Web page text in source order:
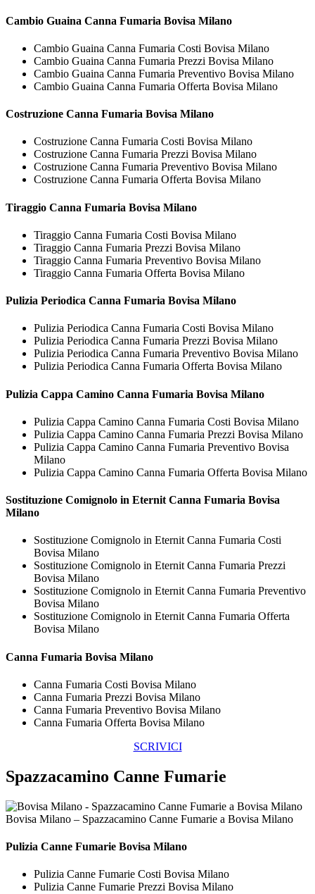
Cambio Guaina Canna Fumaria Bovisa Milano
Cambio Guaina Canna Fumaria Costi Bovisa Milano
Cambio Guaina Canna Fumaria Prezzi Bovisa Milano
Cambio Guaina Canna Fumaria Preventivo Bovisa Milano
Cambio Guaina Canna Fumaria Offerta Bovisa Milano
Costruzione Canna Fumaria Bovisa Milano
Costruzione Canna Fumaria Costi Bovisa Milano
Costruzione Canna Fumaria Prezzi Bovisa Milano
Costruzione Canna Fumaria Preventivo Bovisa Milano
Costruzione Canna Fumaria Offerta Bovisa Milano
Tiraggio Canna Fumaria Bovisa Milano
Tiraggio Canna Fumaria Costi Bovisa Milano
Tiraggio Canna Fumaria Prezzi Bovisa Milano
Tiraggio Canna Fumaria Preventivo Bovisa Milano
Tiraggio Canna Fumaria Offerta Bovisa Milano
Pulizia Periodica Canna Fumaria Bovisa Milano
Pulizia Periodica Canna Fumaria Costi Bovisa Milano
Pulizia Periodica Canna Fumaria Prezzi Bovisa Milano
Pulizia Periodica Canna Fumaria Preventivo Bovisa Milano
Pulizia Periodica Canna Fumaria Offerta Bovisa Milano
Pulizia Cappa Camino Canna Fumaria Bovisa Milano
Pulizia Cappa Camino Canna Fumaria Costi Bovisa Milano
Pulizia Cappa Camino Canna Fumaria Prezzi Bovisa Milano
Pulizia Cappa Camino Canna Fumaria Preventivo Bovisa
Milano
Pulizia Cappa Camino Canna Fumaria Offerta Bovisa Milano
Sostituzione Comignolo in Eternit Canna Fumaria Bovisa
Milano
Sostituzione Comignolo in Eternit Canna Fumaria Costi
Bovisa Milano
Sostituzione Comignolo in Eternit Canna Fumaria Prezzi
Bovisa Milano
Sostituzione Comignolo in Eternit Canna Fumaria Preventivo
Bovisa Milano
Sostituzione Comignolo in Eternit Canna Fumaria Offerta
Bovisa Milano
Canna Fumaria Bovisa Milano
Canna Fumaria Costi Bovisa Milano
Canna Fumaria Prezzi Bovisa Milano
Canna Fumaria Preventivo Bovisa Milano
Canna Fumaria Offerta Bovisa Milano
SCRIVICI
Spazzacamino Canne Fumarie
Bovisa Milano – Spazzacamino Canne Fumarie a Bovisa Milano
Pulizia Canne Fumarie Bovisa Milano
Pulizia Canne Fumarie Costi Bovisa Milano
Pulizia Canne Fumarie Prezzi Bovisa Milano